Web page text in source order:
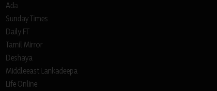
Ada
Sunday Times
Daily FT
Tamil Mirror
Deshaya
Middleeast Lankadeepa
Life Online